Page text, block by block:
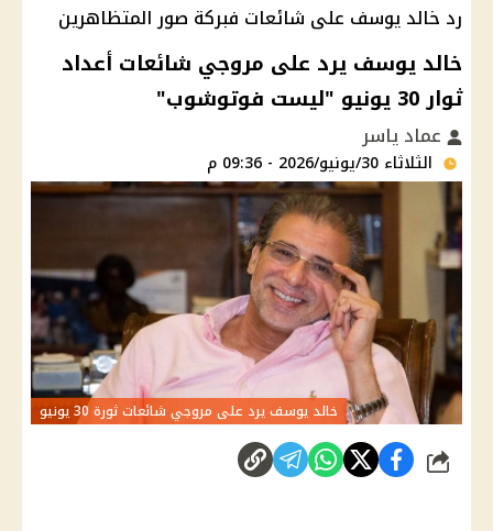
رد خالد يوسف على شائعات فبركة صور المتظاهرين
خالد يوسف يرد على مروجي شائعات أعداد
ثوار 30 يونيو "ليست فوتوشوب"
عماد ياسر
الثلاثاء 30/يونيو/2026 - 09:36 م
خالد يوسف يرد على مروجي شائعات ثورة 30 يونيو
شارك